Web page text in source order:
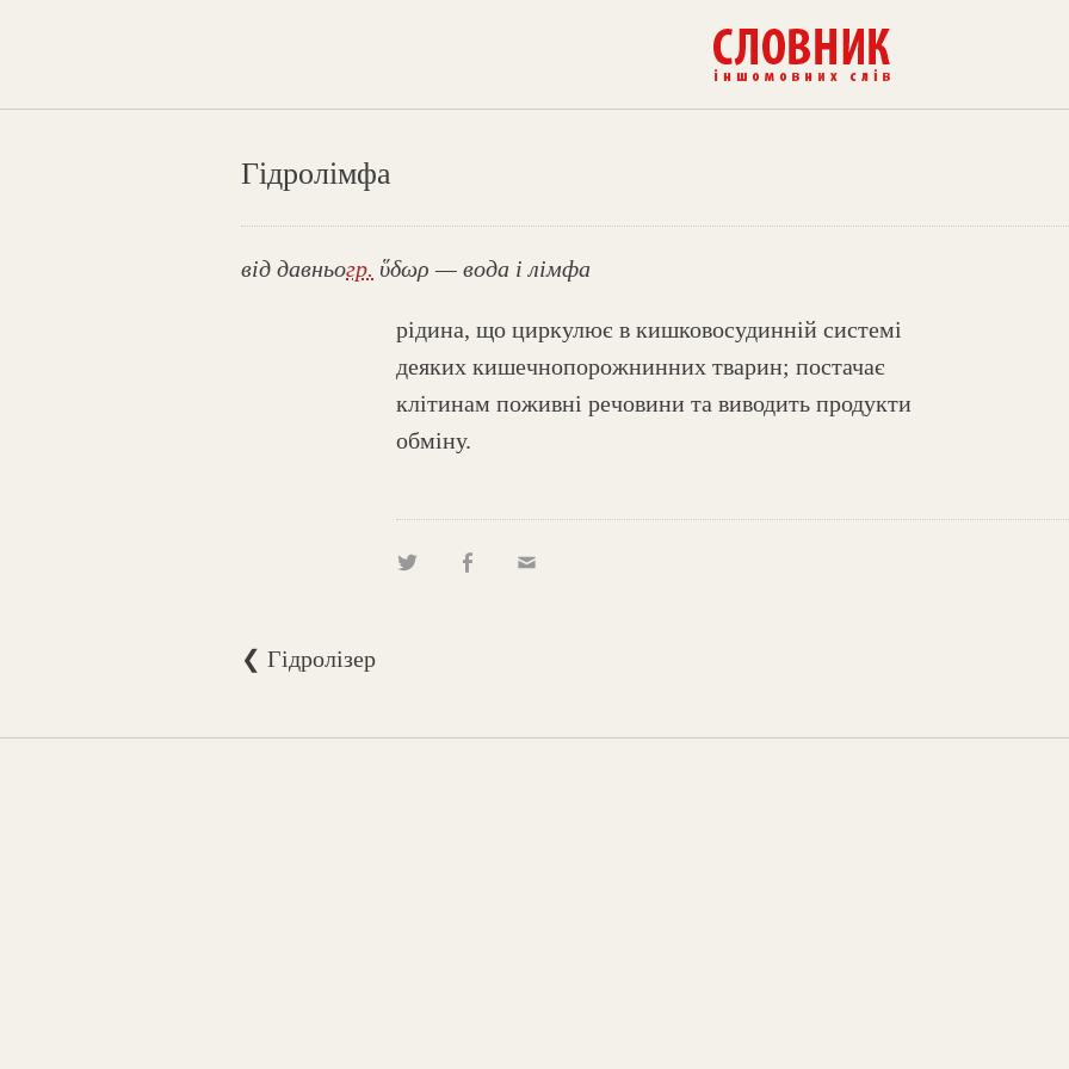
Гідролімфа
від давньогр. ὕδωρ — вода і лімфа
рідина, що циркулює в кишковосудинній системі
деяких кишечнопорожнинних тварин; постачає
клітинам поживні речовини та виводить продукти
обміну.
❮ Гідролізер